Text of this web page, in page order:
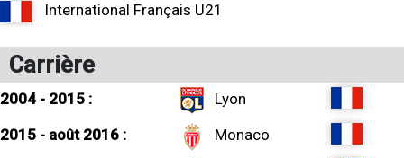
International Français U21
Carrière
2004 - 2015 :
Lyon
2015 - août 2016 :
Monaco